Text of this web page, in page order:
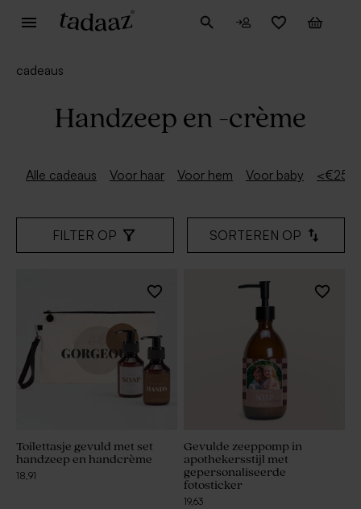
cadeaus
Handzeep en -crème
Alle cadeaus Voor haar Voor hem Voor baby <€25
FILTER OP SORTEREN OP
Toilettasje gevuld met set
handzeep en handcrème
18,91
Gevulde zeeppomp in
apothekersstijl met
gepersonaliseerde
fotosticker
19,63